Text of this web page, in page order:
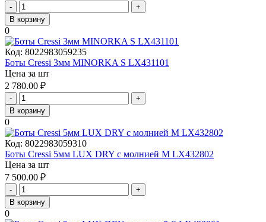
-
+
В корзину
0
Код: 8022983059235
Боты Cressi 3мм MINORKA S LX431101
Цена за шт
2 780.00 ₽
-
+
В корзину
0
Код: 8022983059310
Боты Cressi 5мм LUX DRY с молнией M LX432802
Цена за шт
7 500.00 ₽
-
+
В корзину
0